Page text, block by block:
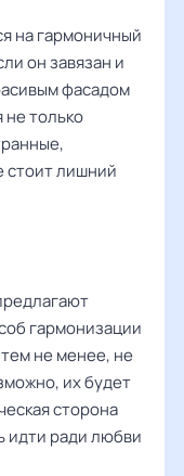
на гармоничный
он завязан и
фасадом
не только
стоит лишний
гармонизации
не менее, не
их будет
сторона
идти ради любви